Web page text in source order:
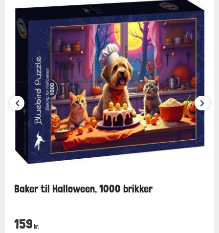
Baker til Halloween, 1000 brikker
159 kr.